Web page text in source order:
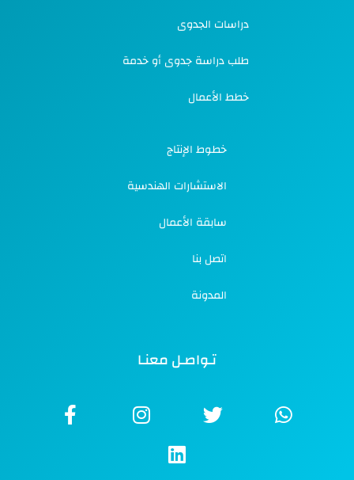
دراسات الجدوى
طلب دراسة جدوى أو خدمة
خطط الأعمال
خطوط الإنتاج
الاستشارات الهندسية
سابقة الأعمال
اتصل بنا
المدونة
تـواصـل معنـا